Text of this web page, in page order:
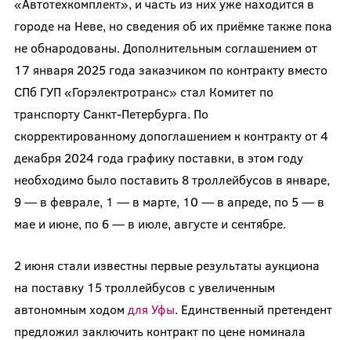
«Автотехкомплект», и часть из них уже находится в
городе на Неве, но сведения об их приёмке также пока
не обнародованы. Дополнительным соглашением от
17 января 2025 года заказчиком по контракту вместо
СПб ГУП «Горэлектротранс» стал Комитет по
транспорту Санкт-Петербурга. По
скорректированному допоглашением к контракту от 4
декабря 2024 года графику поставки, в этом году
необходимо было поставить 8 троллейбусов в январе,
9 — в феврале, 1 — в марте, 10 — в апреде, по 5 — в
мае и июне, по 6 — в июле, августе и сентябре.
2 июня стали известны первые результаты аукциона
на поставку 15 троллейбусов с увеличенным
автономным ходом для Уфы. Единственный претендент
предложил заключить контракт по цене номинала